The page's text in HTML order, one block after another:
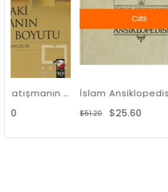
Kıbrıs'taki Çatışmanın Hukuki Boyutu İslam Ansiklopedisi 43. Cilt
$25.60